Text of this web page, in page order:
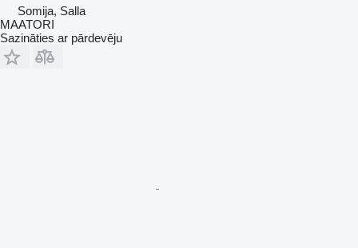
Somija, Salla
MAATORI
Sazināties ar pārdevēju